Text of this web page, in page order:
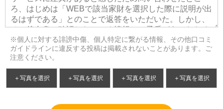
※個人に対する誹謗中傷、個人特定に繋がる情報、その他口コミ
ガイドラインに違反する投稿は掲載されないことがあります。ご
注意ください。
＋写真を選択 ＋写真を選択 ＋写真を選択 ＋写真を選択